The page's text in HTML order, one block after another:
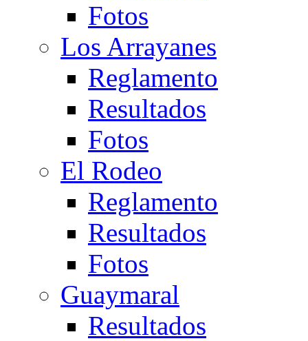
Fotos
Los Arrayanes
Reglamento
Resultados
Fotos
El Rodeo
Reglamento
Resultados
Fotos
Guaymaral
Resultados